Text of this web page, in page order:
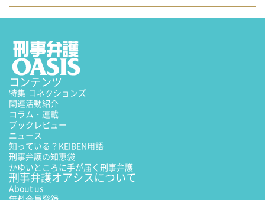
コンテンツ
特集-コネクションズ-
関連活動紹介
コラム・連載
ブックレビュー
ニュース
知っている？KEIBEN用語
刑事弁護の知恵袋
かゆいところに手が届く刑事弁護
刑事弁護オアシスについて
About us